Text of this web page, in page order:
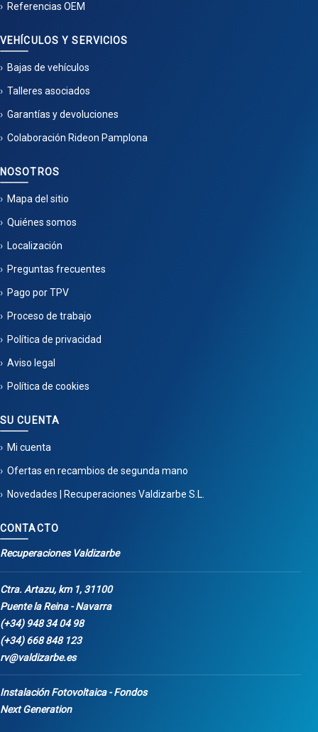
Referencias OEM
VEHÍCULOS Y SERVICIOS
Bajas de vehículos
Talleres asociados
Garantías y devoluciones
Colaboración Rideon Pamplona
NOSOTROS
Mapa del sitio
Quiénes somos
Localización
Preguntas frecuentes
Pago por TPV
Proceso de trabajo
Política de privacidad
Aviso legal
Política de cookies
SU CUENTA
Mi cuenta
Ofertas en recambios de segunda mano
Novedades | Recuperaciones Valdizarbe S.L.
CONTACTO
Recuperaciones Valdizarbe
Ctra. Artazu, km 1, 31100
Puente la Reina - Navarra
(+34) 948 34 04 98
(+34) 668 848 123
rv@valdizarbe.es
Instalación Fotovoltaica - Fondos
Next Generation